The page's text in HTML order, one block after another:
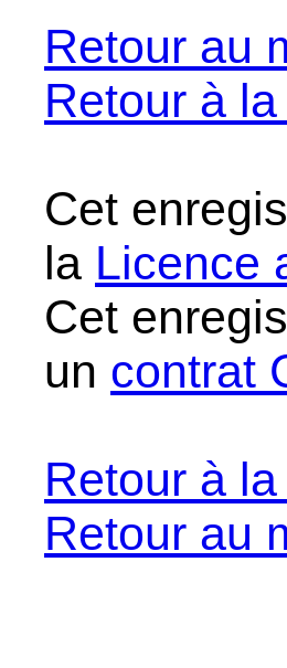
Retour au
Retour à
Cet
la Licence
Cet
un contrat
Retour à
Retour au